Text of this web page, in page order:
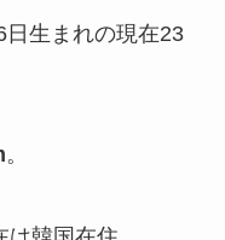
生まれの現在23
。